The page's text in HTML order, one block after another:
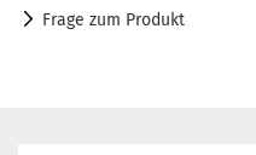
Frage zum Produkt